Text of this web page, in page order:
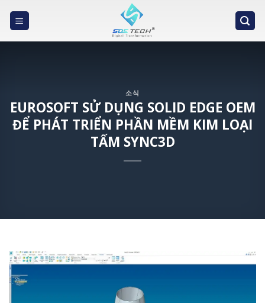
소식
EUROSOFT SỬ DỤNG SOLID EDGE OEM
ĐỂ PHÁT TRIỂN PHẦN MỀM KIM LOẠI
TẤM SYNC3D